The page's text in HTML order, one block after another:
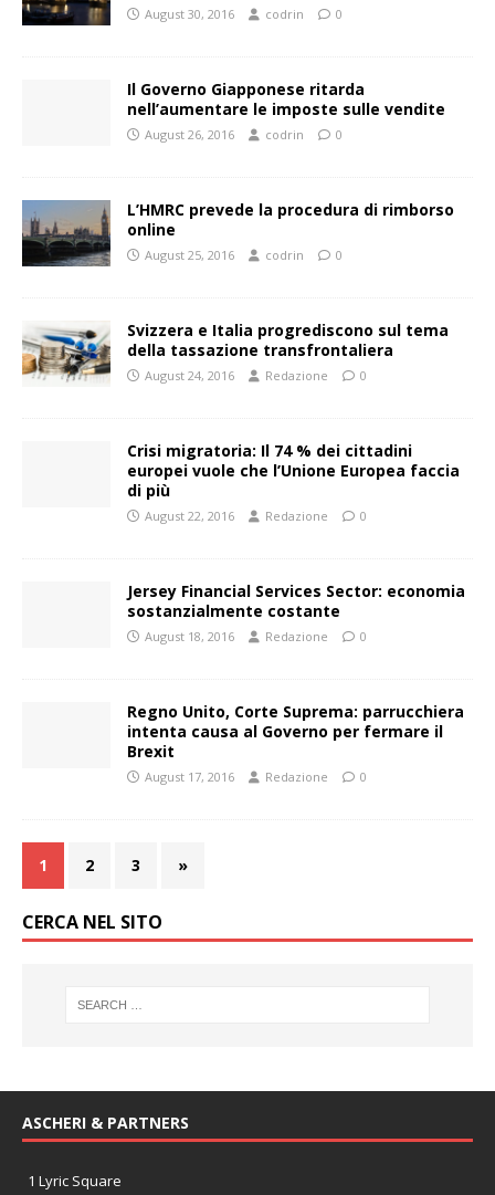
August 30, 2016 codrin 0
Il Governo Giapponese ritarda
nell’aumentare le imposte sulle vendite
August 26, 2016 codrin 0
L’HMRC prevede la procedura di rimborso
online
August 25, 2016 codrin 0
Svizzera e Italia progrediscono sul tema
della tassazione transfrontaliera
August 24, 2016 Redazione 0
Crisi migratoria: Il 74 % dei cittadini
europei vuole che l’Unione Europea faccia
di più
August 22, 2016 Redazione 0
Jersey Financial Services Sector: economia
sostanzialmente costante
August 18, 2016 Redazione 0
Regno Unito, Corte Suprema: parrucchiera
intenta causa al Governo per fermare il
Brexit
August 17, 2016 Redazione 0
1 2 3 »
CERCA NEL SITO
ASCHERI & PARTNERS
1 Lyric Square